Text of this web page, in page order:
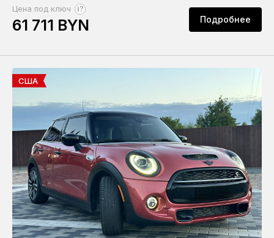
Цена под ключ ?
61 711 BYN Подробнее
США